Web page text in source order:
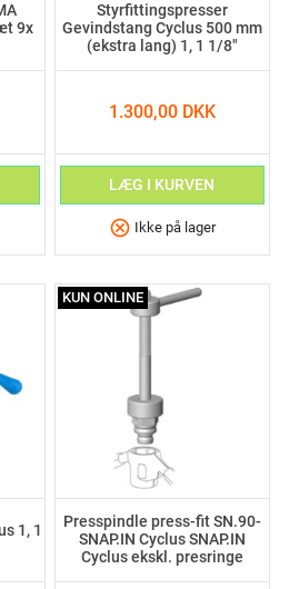
9x
Styrfittingspresser
Gevindstang Cyclus 500 mm
(ekstra lang) 1, 1 1/8"
1.300,00 DKK
LÆG I KURVEN
cancel Ikke på lager
1, 1
Presspindle press-fit SN.90-
SNAP.IN Cyclus SNAP.IN
Cyclus ekskl. presringe
KUN ONLINE